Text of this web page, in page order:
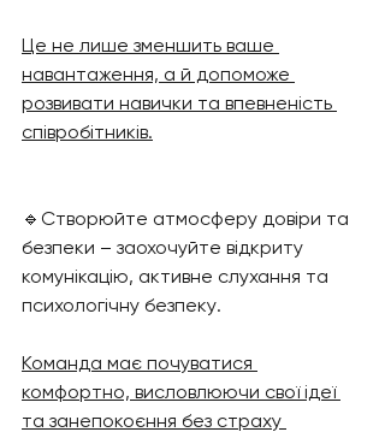
Це не лише зменшить ваше
навантаження, а й допоможе
розвивати навички та впевненість
співробітників.
🔹Створюйте атмосферу довіри та
безпеки – заохочуйте відкриту
комунікацію, активне слухання та
психологічну безпеку.
Команда має почуватися
комфортно, висловлюючи свої ідеї
та занепокоєння без страху